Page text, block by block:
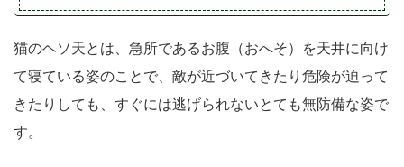
猫のヘソ天とは、急所であるお腹（おへそ）を天井に向け
て寝ている姿のことで、敵が近づいてきたり危険が迫って
きたりしても、すぐには逃げられないとても無防備な姿で
す。